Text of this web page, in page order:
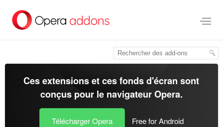
contenu
Ces extensions et ces fonds d'écran sont
conçus pour le navigateur Opera.
Télécharger Opera Free for Android